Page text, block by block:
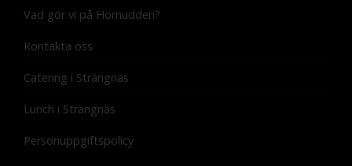
Vad gör vi på Hornudden?
Kontakta oss
Catering i Strängnäs
Lunch i Strängnäs
Personuppgiftspolicy